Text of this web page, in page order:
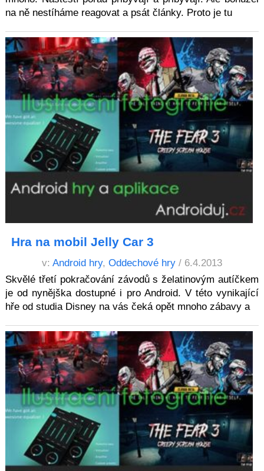
na ně nestíháme reagovat a psát články. Proto je tu
Hra na mobil Jelly Car 3
v: Android hry, Oddechové hry / 6.4.2013
Skvělé třetí pokračování závodů s želatinovým autíčkem
je od nynějška dostupné i pro Android. V této vynikající
hře od studia Disney na vás čeká opět mnoho zábavy a